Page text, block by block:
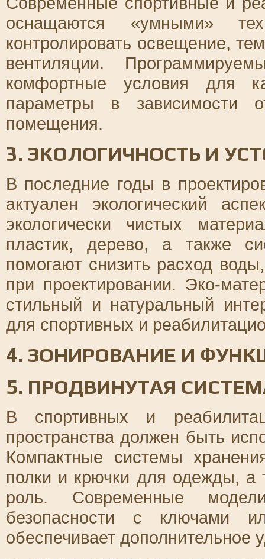
оснащаются «умными»
контролировать освещение,
вентиляции.
комфортные условия для
параметры в зависимости
помещения.
3. ЭКОЛОГИЧНОСТЬ И
В последние годы в
актуален экологический
экологически чистых
пластик, дерево, а также
помогают снизить расход
при проектировании. Эко-
стильный и натуральный
для спортивных и
4. ЗОНИРОВАНИЕ И
5. ПРОДВИНУТАЯ
В спортивных и
пространства должен быть
Компактные системы
полки и крючки для одежды, а
роль. Современные
безопасности с ключами
обеспечивает дополнительное